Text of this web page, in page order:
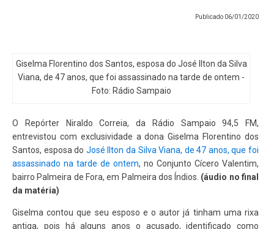
Publicado 06/01/2020
Giselma Florentino dos Santos, esposa do José Ilton da Silva
Viana, de 47 anos, que foi assassinado na tarde de ontem -
Foto: Rádio Sampaio
O Repórter Niraldo Correia, da Rádio Sampaio 94,5 FM,
entrevistou com exclusividade a dona Giselma Florentino dos
Santos, esposa do José Ilton da Silva Viana, de 47 anos, que foi
assassinado na tarde de ontem, no Conjunto Cícero Valentim,
bairro Palmeira de Fora, em Palmeira dos Índios. (áudio no final
da matéria)
Giselma contou que seu esposo e o autor já tinham uma rixa
antiga, pois há alguns anos o acusado, identificado como